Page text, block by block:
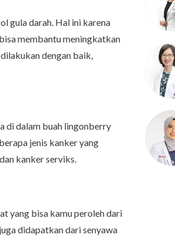
gula darah. Hal ini karena
membantu meningkatkan
dengan baik,
di dalam buah lingonberry
jenis kanker yang
kanker serviks.
yang bisa kamu peroleh dari
didapatkan dari senyawa